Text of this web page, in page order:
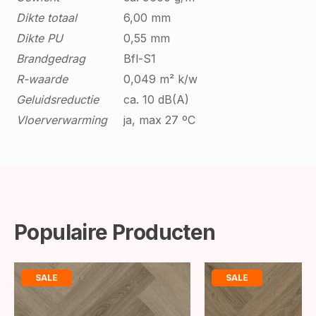
Dikte totaal
6,00 mm
Dikte PU
0,55 mm
Brandgedrag
Bfl-S1
R-waarde
0,049 m² k/w
Geluidsreductie
ca. 10 dB(A)
Vloerverwarming
ja, max 27 ºC
Populaire Producten
SALE SALE